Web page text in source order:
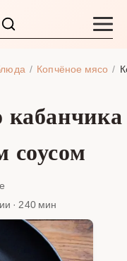
Копчёное мясо
кабанчика
соусом
· 240 мин